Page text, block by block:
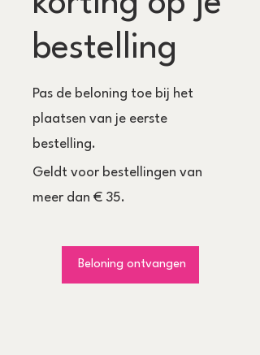
bestelling
Pas de beloning toe bij het
plaatsen van je eerste
bestelling.
Beloning ontvangen
Geldt voor bestellingen van
meer dan € 35.